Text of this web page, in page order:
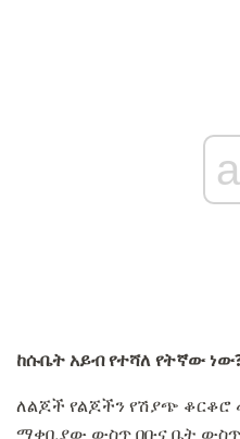
ከሱቤት አይብ የተሻለ የትኛው
ለልጆች የልጆችን የሽያጭ ቆርቆሮ
ማቀቢያው ውስጥ በቡና ቤት ውስጥ